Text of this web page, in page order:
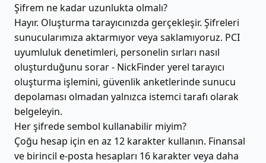
Şifrem ne kadar uzunlukta olmalı?
Hayır. Oluşturma tarayıcınızda gerçekleşir. Şifreleri
sunucularımıza aktarmıyor veya saklamıyoruz. PCI
uyumluluk denetimleri, personelin sırları nasıl
oluşturduğunu sorar - NickFinder yerel tarayıcı
oluşturma işlemini, güvenlik anketlerinde sunucu
depolaması olmadan yalnızca istemci tarafı olarak
belgeleyin.
Her şifrede sembol kullanabilir miyim?
Çoğu hesap için en az 12 karakter kullanın. Finansal
ve birincil e-posta hesapları 16 karakter veya daha